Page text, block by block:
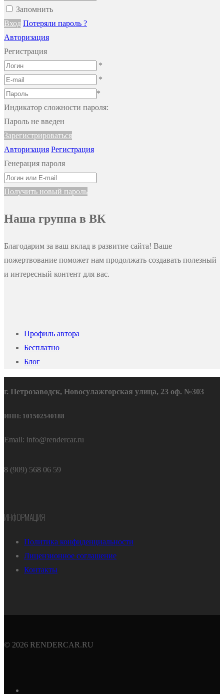
Запомнить
Вход Потеряли пароль ?
Авторизация
Регистрация
*
*
*
Индикатор сложности пароля:
Пароль не введен
Зарегистрироваться
Авторизация Регистрация
Генерация пароля
Получить новый пароль
Наша группа в ВК
Благодарим за ваш вклад в развитие сайта! Ваше
пожертвование поможет нам продолжать создавать полезный
и интересный контент для вас.
Профиль автора
Бесплатно
Блог
г. Петрозаводск, Новосулажгорская улица, 23 оф. №303
ИНН: 101502540188
Email: info@rendercar.ru
8 (909) 568 06 59
ИНФОРМАЦИЯ
Политика конфиденциальности
Лицензионное соглашение
Контакты
© 2026 RENDERCAR.RU